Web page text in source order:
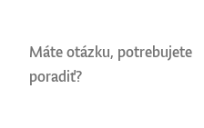
Máte otázku, potrebujete
poradiť?